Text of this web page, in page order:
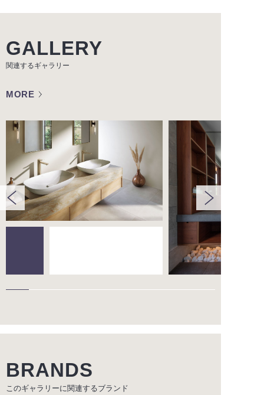
GALLERY
関連するギャラリー
MORE
BRANDS
このギャラリーに関連するブランド